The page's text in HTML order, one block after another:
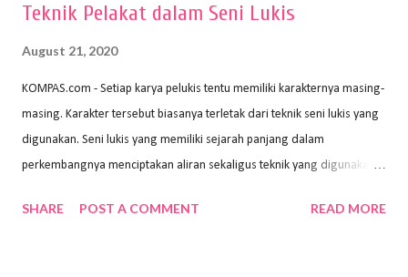
Teknik Pelakat dalam Seni Lukis
August 21, 2020
KOMPAS.com - Setiap karya pelukis tentu memiliki karakternya masing-
masing. Karakter tersebut biasanya terletak dari teknik seni lukis yang
digunakan. Seni lukis yang memiliki sejarah panjang dalam
perkembangnya menciptakan aliran sekaligus teknik yang digunakan.
Wayan Kun Adnyana, teknik yang berbeda tentunya akan
SHARE POST A COMMENT READ MORE